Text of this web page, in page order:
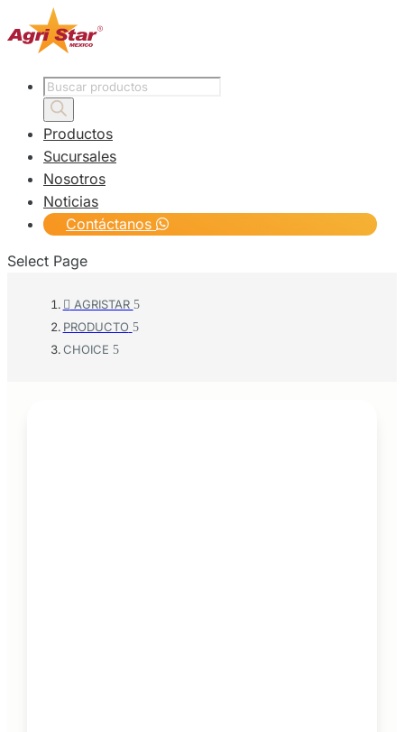
Products
search
Productos
Sucursales
Nosotros
Noticias
Contáctanos
Select Page
 AGRISTAR
PRODUCTO
CHOICE